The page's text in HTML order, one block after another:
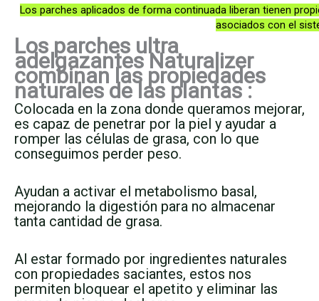
Los parches aplicados de forma continuada liberan tienen
asociados con el
Los parches ultra
adelgazantes Naturalizer
combinan las propiedades
naturales de las plantas :
Colocada en la zona donde queramos mejorar,
es capaz de penetrar por la piel y ayudar a
romper las células de grasa, con lo que
conseguimos perder peso.
Ayudan a activar el metabolismo basal,
mejorando la digestión para no almacenar
tanta cantidad de grasa.
Al estar formado por ingredientes naturales
con propiedades saciantes, estos nos
permiten bloquear el apetito y eliminar las